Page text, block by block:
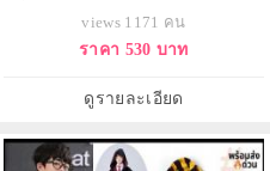
views 1171 คน
ราคา 530 บาท
ดูรายละเอียด